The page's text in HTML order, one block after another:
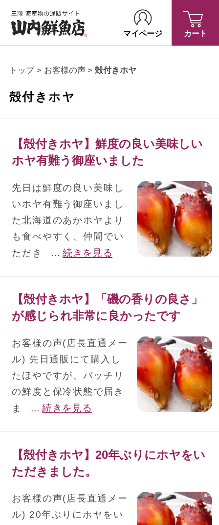
マイページ カート
トップ お客様の声 殻付きホヤ
殻付きホヤ
【殻付きホヤ】鮮度の良い美味しい
ホヤ有難う御座いました
先日は鮮度の良い美味し
いホヤ有難う御座いまし
た北海道のあかホヤより
も食べやすく、仲間でい
ただき
... 続きを見る
【殻付きホヤ】「磯の香りの良さ」
が感じられ非常に良かったです
お客様の声(店長直通メー
ル) 先日通販にて購入し
たほやですが、バッチリ
の鮮度と保冷状態で届き
ま
... 続きを見る
【殻付きホヤ】20年ぶりにホヤをい
ただきました。
お客様の声(店長直通メー
ル) 20年ぶりにホヤをい